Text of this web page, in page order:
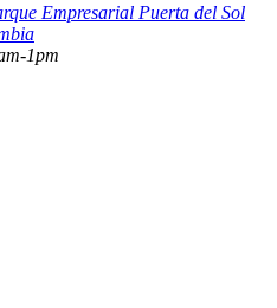
Empresarial Puerta del Sol
1pm